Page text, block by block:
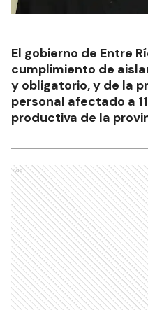
El gobierno de Entre
cumplimiento de
y obligatorio, y de la
personal afectado a
productiva de la
Ads